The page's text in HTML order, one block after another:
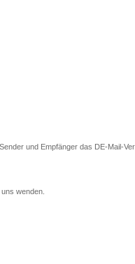
und Empfänger das DE-Mail-
wenden.